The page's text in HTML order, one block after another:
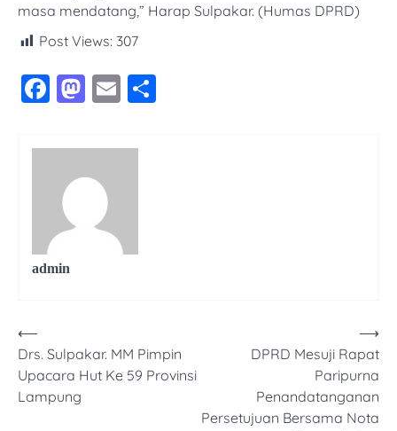
masa mendatang,” Harap Sulpakar. (Humas DPRD)
Post Views: 307
Facebook
Mastodon
Email
admin
Navigasi
pos
⟵
Drs. Sulpakar. MM Pimpin
Upacara Hut Ke 59 Provinsi
Lampung
DPRD Mesuji Rapat
Paripurna
Penandatanganan
Persetujuan Bersama Nota
⟶